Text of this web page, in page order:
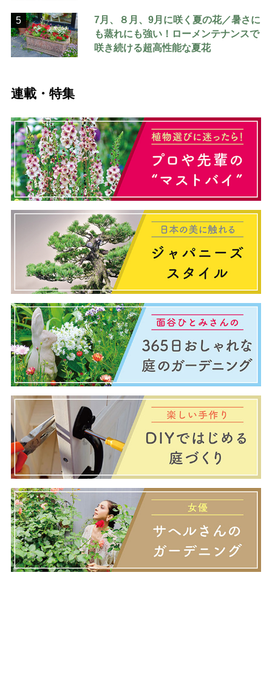
5
7月、８月、9月に咲く夏の花／暑さに
も蒸れにも強い！ローメンテナンスで
咲き続ける超高性能な夏花
連載・特集